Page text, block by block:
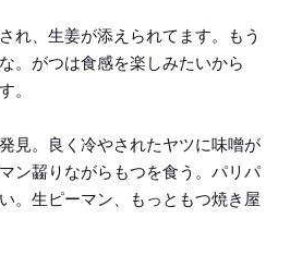
れ、生姜が添えられてます。もう
。がつは食感を楽しみたいから
。
見。良く冷やされたヤツに味噌が
ン齧りながらもつを食う。パリパ
。生ピーマン、もっともつ焼き屋